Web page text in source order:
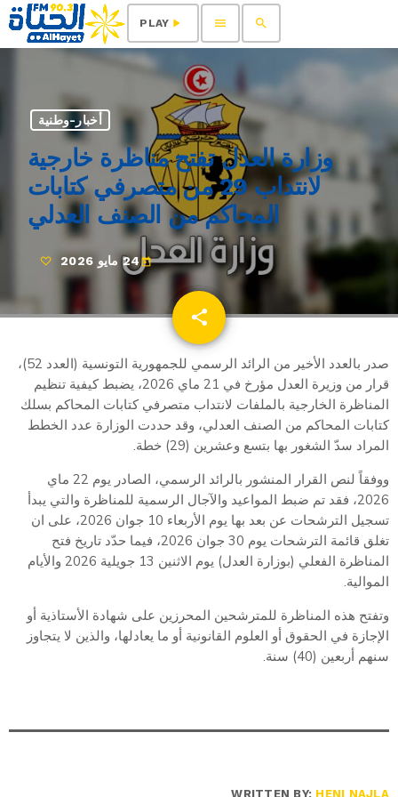
search
menu
play_arrow
PLAY
أخبار-وطنية
وزارة العدل تفتح مناظرة خارجية
لانتداب 29 من متصرفي كتابات
المحاكم من الصنف العدلي
today24 مايو 2026
share
email
صدر بالعدد الأخير من الرائد الرسمي للجمهورية التونسية (العدد 52)،
قرار من وزيرة العدل مؤرخ في 21 ماي 2026، يضبط كيفية تنظيم
المناظرة الخارجية بالملفات لانتداب متصرفي كتابات المحاكم بسلك
كتابات المحاكم من الصنف العدلي، وقد حددت الوزارة عدد الخطط
المراد سدّ الشغور بها بتسع وعشرين (29) خطة.
ووفقاً لنص القرار المنشور بالرائد الرسمي، الصادر يوم 22 ماي
2026، فقد تم ضبط المواعيد والآجال الرسمية للمناظرة والتي يبدأ
تسجيل الترشحات عن بعد بها يوم الأربعاء 10 جوان 2026، على ان
تغلق قائمة الترشحات يوم 30 جوان 2026، فيما حدّد تاريخ فتح
المناظرة الفعلي (بوزارة العدل) يوم الاثنين 13 جويلية 2026 والأيام
الموالية.
وتفتح هذه المناظرة للمترشحين المحرزين على شهادة الأستاذية أو
الإجازة في الحقوق أو العلوم القانونية أو ما يعادلها، والذين لا يتجاوز
سنهم أربعين (40) سنة.
WRITTEN BY: HENI NAJLA